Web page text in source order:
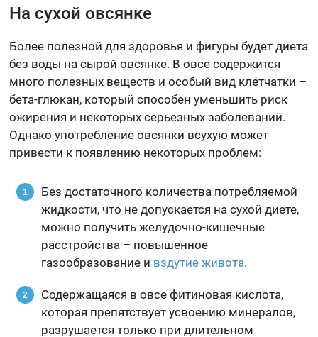
На сухой овсянке
Более полезной для здоровья и фигуры будет диета
без воды на сырой овсянке. В овсе содержится
много полезных веществ и особый вид клетчатки –
бета-глюкан, который способен уменьшить риск
ожирения и некоторых серьезных заболеваний.
Однако употребление овсянки всухую может
привести к появлению некоторых проблем:
Без достаточного количества потребляемой
жидкости, что не допускается на сухой диете,
можно получить желудочно-кишечные
расстройства – повышенное
газообразование и вздутие живота.
Содержащаяся в овсе фитиновая кислота,
которая препятствует усвоению минералов,
разрушается только при длительном